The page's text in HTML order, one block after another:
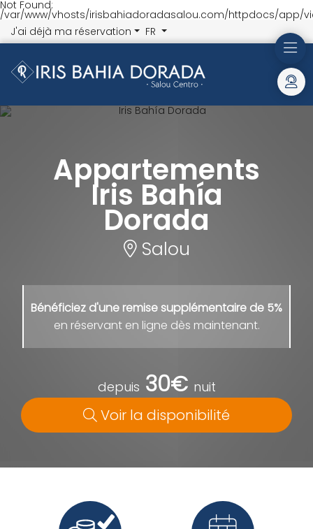
Not Found:
/var/www/vhosts/irisbahiadoradasalou.com/httpdocs/app/
J'ai déjà ma réservation
FR
Appartements
Iris Bahía
Dorada
Salou
Bénéficiez d'une remise supplémentaire de 5%
en réservant en ligne dès maintenant.
depuis 30€ nuit
Voir la disponibilité